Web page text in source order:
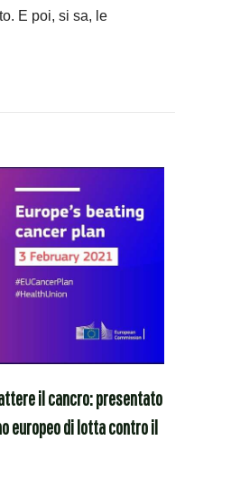
E poi, si sa, le
il cancro: presentato
europeo di lotta contro il